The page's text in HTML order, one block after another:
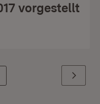
vorgestellt
Weiter